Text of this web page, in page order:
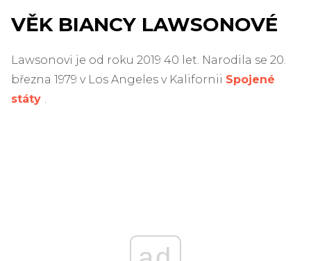
VĚK BIANCY LAWSONOVÉ
Lawsonovi je od roku 2019 40 let. Narodila se 20.
března 1979 v Los Angeles v Kalifornii Spojené
státy